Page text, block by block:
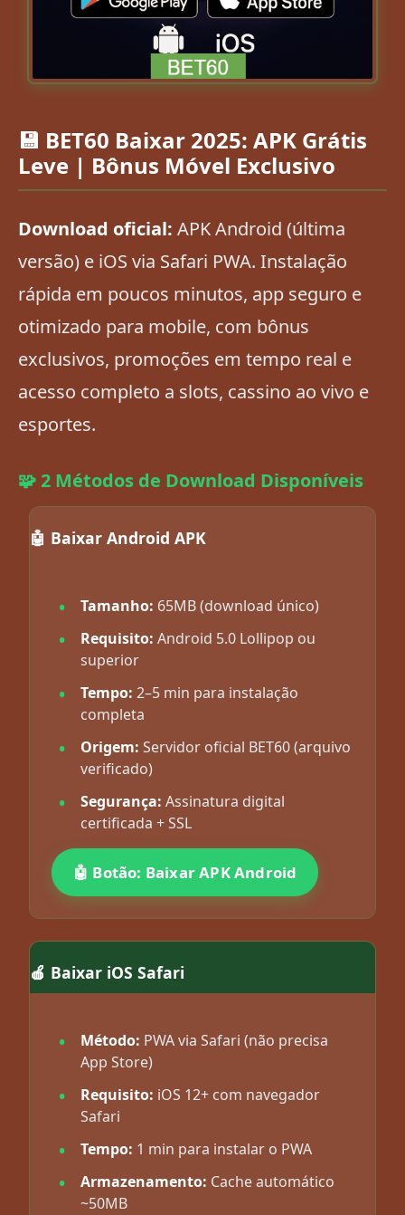
💾 BET60 Baixar 2025: APK Grátis
Leve | Bônus Móvel Exclusivo
Download oficial: APK Android (última
versão) e iOS via Safari PWA. Instalação
rápida em poucos minutos, app seguro e
otimizado para mobile, com bônus
exclusivos, promoções em tempo real e
acesso completo a slots, cassino ao vivo e
esportes.
🧩 2 Métodos de Download Disponíveis
🤖 Baixar Android APK
Tamanho: 65MB (download único)
Requisito: Android 5.0 Lollipop ou
superior
Tempo: 2–5 min para instalação
completa
Origem: Servidor oficial BET60 (arquivo
verificado)
Segurança: Assinatura digital
certificada + SSL
🤖 Botão: Baixar APK Android
🍎 Baixar iOS Safari
Método: PWA via Safari (não precisa
App Store)
Requisito: iOS 12+ com navegador
Safari
Tempo: 1 min para instalar o PWA
Armazenamento: Cache automático
~50MB